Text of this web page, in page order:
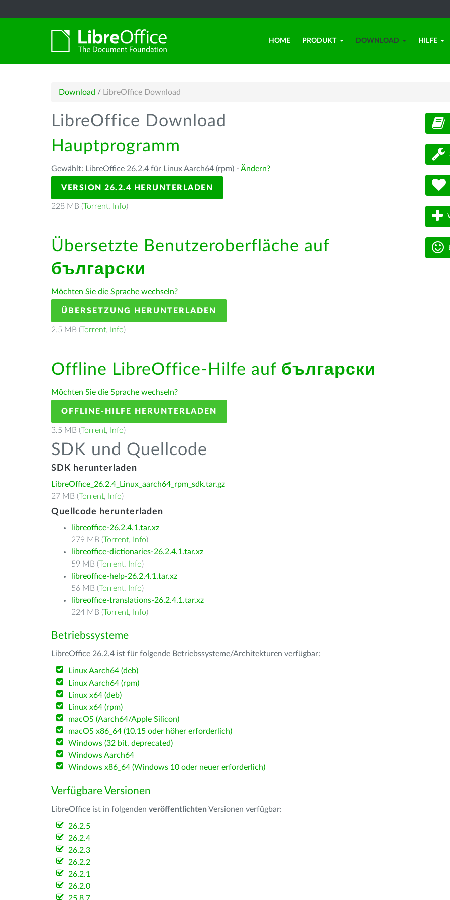
HOME PRODUKT DOWNLOAD HILFE
Download / LibreOffice Download
LibreOffice Download
Hauptprogramm
Gewählt: LibreOffice 26.2.4 für Linux Aarch64 (rpm) - Ändern?
VERSION 26.2.4 HERUNTERLADEN
228 MB (Torrent, Info)
Übersetzte Benutzeroberfläche auf
български
Möchten Sie die Sprache wechseln?
ÜBERSETZUNG HERUNTERLADEN
2.5 MB (Torrent, Info)
Offline LibreOffice-Hilfe auf български
Möchten Sie die Sprache wechseln?
OFFLINE-HILFE HERUNTERLADEN
3.5 MB (Torrent, Info)
SDK und Quellcode
SDK herunterladen
LibreOffice_26.2.4_Linux_aarch64_rpm_sdk.tar.gz
27 MB (Torrent, Info)
Quellcode herunterladen
libreoffice-26.2.4.1.tar.xz
279 MB (Torrent, Info)
libreoffice-dictionaries-26.2.4.1.tar.xz
59 MB (Torrent, Info)
libreoffice-help-26.2.4.1.tar.xz
56 MB (Torrent, Info)
libreoffice-translations-26.2.4.1.tar.xz
224 MB (Torrent, Info)
Betriebssysteme
LibreOffice 26.2.4 ist für folgende Betriebssysteme/Architekturen verfügbar:
Linux Aarch64 (deb)
Linux Aarch64 (rpm)
Linux x64 (deb)
Linux x64 (rpm)
macOS (Aarch64/Apple Silicon)
macOS x86_64 (10.15 oder höher erforderlich)
Windows (32 bit, deprecated)
Windows Aarch64
Windows x86_64 (Windows 10 oder neuer erforderlich)
Verfügbare Versionen
LibreOffice ist in folgenden veröffentlichten Versionen verfügbar:
26.2.5
26.2.4
26.2.3
26.2.2
26.2.1
26.2.0